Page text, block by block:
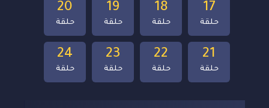
24
حلقة
23
حلقة
22
حلقة
21
حلقة
20
حلقة
19
حلقة
18
حلقة
17
حلقة